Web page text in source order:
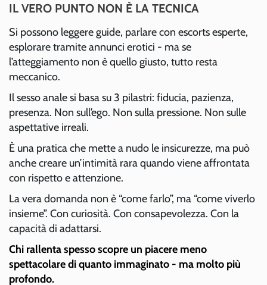
IL VERO PUNTO NON È LA TECNICA
Si possono leggere guide, parlare con escorts esperte,
esplorare tramite annunci erotici - ma se
l’atteggiamento non è quello giusto, tutto resta
meccanico.
Il sesso anale si basa su 3 pilastri: fiducia, pazienza,
presenza. Non sull’ego. Non sulla pressione. Non sulle
aspettative irreali.
È una pratica che mette a nudo le insicurezze, ma può
anche creare un’intimità rara quando viene affrontata
con rispetto e attenzione.
La vera domanda non è “come farlo”, ma “come viverlo
insieme”. Con curiosità. Con consapevolezza. Con la
capacità di adattarsi.
Chi rallenta spesso scopre un piacere meno
spettacolare di quanto immaginato - ma molto più
profondo.